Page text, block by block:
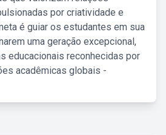
por criatividade e
é guiar os estudantes em sua
uma geração excepcional,
educacionais reconhecidas por
acadêmicas globais -